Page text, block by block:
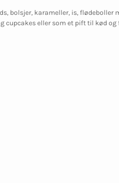
bolsjer, karameller, is, flødeboller
cupcakes eller som et pift til kød og